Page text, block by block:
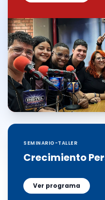
SEMINARIO-TALLER
Crecimiento
Ver programa